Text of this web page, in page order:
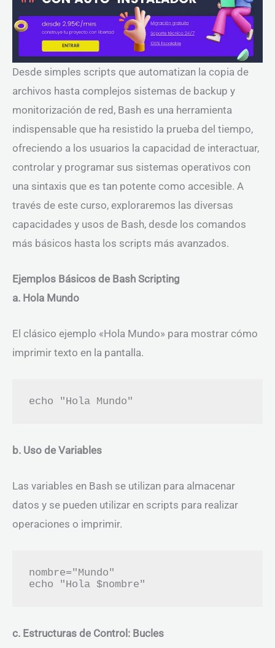
Desde simples scripts que automatizan la copia de
archivos hasta complejos sistemas de backup y
monitorización de red, Bash es una herramienta
indispensable que ha resistido la prueba del tiempo,
ofreciendo a los usuarios la capacidad de interactuar,
controlar y programar sus sistemas operativos con
una sintaxis que es tan potente como accesible. A
través de este curso, exploraremos las diversas
capacidades y usos de Bash, desde los comandos
más básicos hasta los scripts más avanzados.
Ejemplos Básicos de Bash Scripting
a. Hola Mundo
El clásico ejemplo «Hola Mundo» para mostrar cómo
imprimir texto en la pantalla.
b. Uso de Variables
Las variables en Bash se utilizan para almacenar
datos y se pueden utilizar en scripts para realizar
operaciones o imprimir.
nombre="Mundo"
c. Estructuras de Control: Bucles